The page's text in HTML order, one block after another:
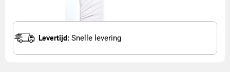
Levertijd: Snelle levering